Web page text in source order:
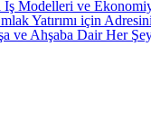
Yatırımı için